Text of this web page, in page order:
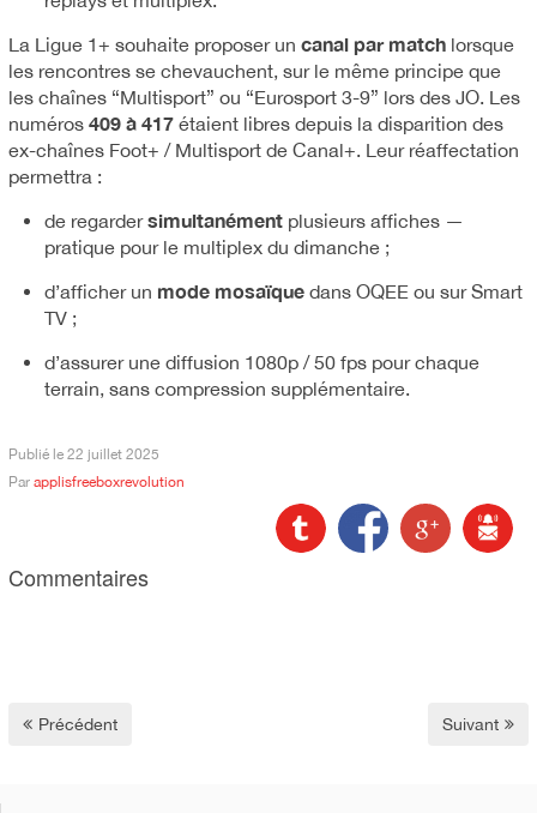
La Ligue 1+ souhaite proposer un canal par match lorsque
les rencontres se chevauchent, sur le même principe que
les chaînes “Multisport” ou “Eurosport 3-9” lors des JO. Les
numéros 409 à 417 étaient libres depuis la disparition des
ex-chaînes Foot+ / Multisport de Canal+. Leur réaffectation
permettra :
de regardersimultanément plusieurs affiches —
pratique pour le multiplex du dimanche ;
d’afficher un mode mosaïque dans OQEE ou sur Smart
TV ;
d’assurer une diffusion 1080p / 50 fps pour chaque
terrain, sans compression supplémentaire.
Publié le 22 juillet 2025
Par applisfreeboxrevolution
Commentaires
Précédent Suivant